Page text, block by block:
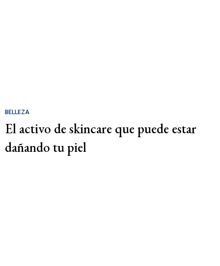
BELLEZA
El activo de skincare que puede estar
dañando tu piel